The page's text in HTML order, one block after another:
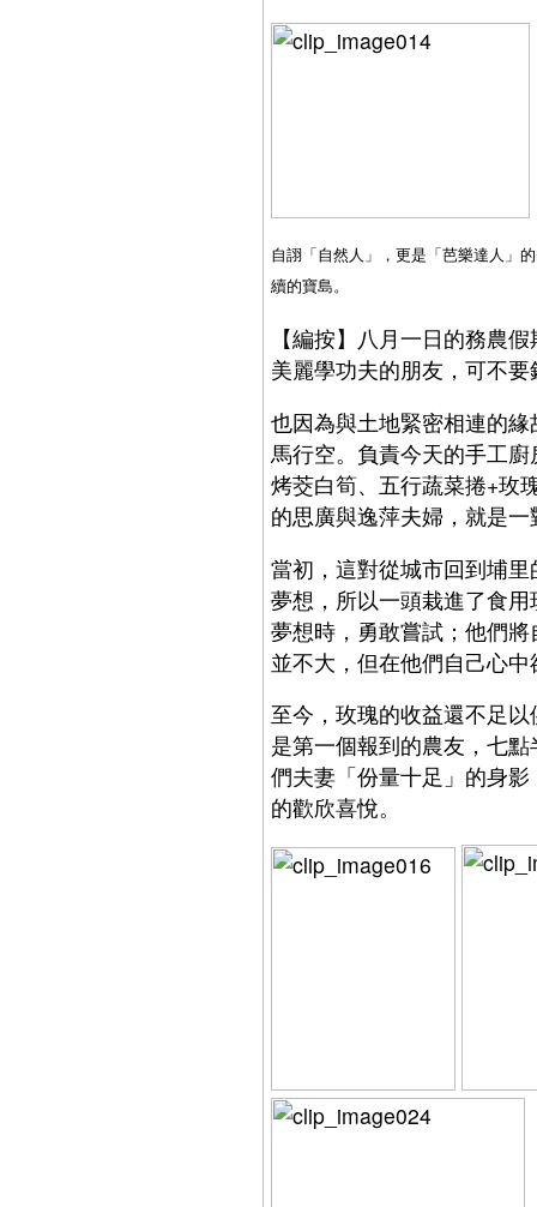
自詡「自然人」，更是「芭樂達人」
續的寶島。
【編按】八月一日的務農
美麗學功夫的朋友，可不
也因為與土地緊密相連的
馬行空。負責今天的手工
烤茭白筍、五行蔬菜捲+玫
的思廣與逸萍夫婦，就是
當初，這對從城市回到埔
夢想，所以一頭栽進了食
夢想時，勇敢嘗試；他們
並不大，但在他們自己心
至今，玫瑰的收益還不足
是第一個報到的農友，七
們夫妻「份量十足」的身
的歡欣喜悅。